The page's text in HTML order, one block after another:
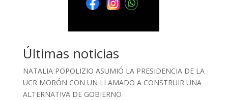
Últimas noticias
NATALIA POPOLIZIO ASUMIÓ LA PRESIDENCIA DE LA
UCR MORÓN CON UN LLAMADO A CONSTRUIR UNA
ALTERNATIVA DE GOBIERNO